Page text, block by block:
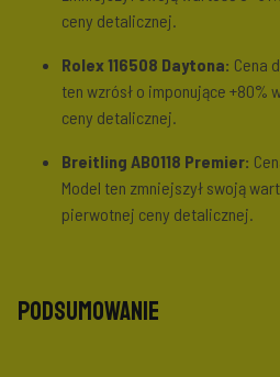
ceny detalicznej.
Rolex 116508 Daytona: Cena
ten wzrósł o imponujące +80%
ceny detalicznej.
Breitling AB0118 Premier:
Model ten zmniejszył swoją
pierwotnej ceny detalicznej.
Podsumowanie